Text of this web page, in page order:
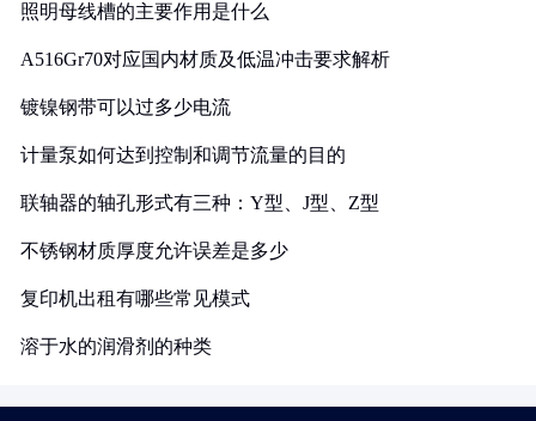
照明母线槽的主要作用是什么
A516Gr70对应国内材质及低温冲击要求解析
镀镍钢带可以过多少电流
计量泵如何达到控制和调节流量的目的
联轴器的轴孔形式有三种：Y型、J型、Z型
不锈钢材质厚度允许误差是多少
复印机出租有哪些常见模式
溶于水的润滑剂的种类